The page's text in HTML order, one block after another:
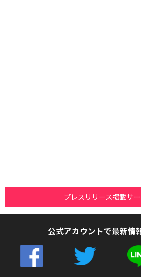
プレスリリース掲載サ
公式アカウントで最新情